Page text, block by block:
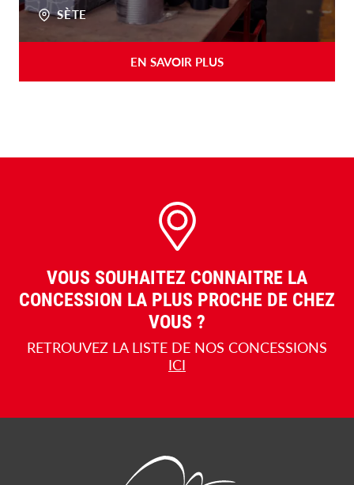
SÈTE
EN SAVOIR PLUS
VOUS SOUHAITEZ CONNAITRE LA
CONCESSION LA PLUS PROCHE DE CHEZ
VOUS ?
RETROUVEZ LA LISTE DE NOS CONCESSIONS
ICI